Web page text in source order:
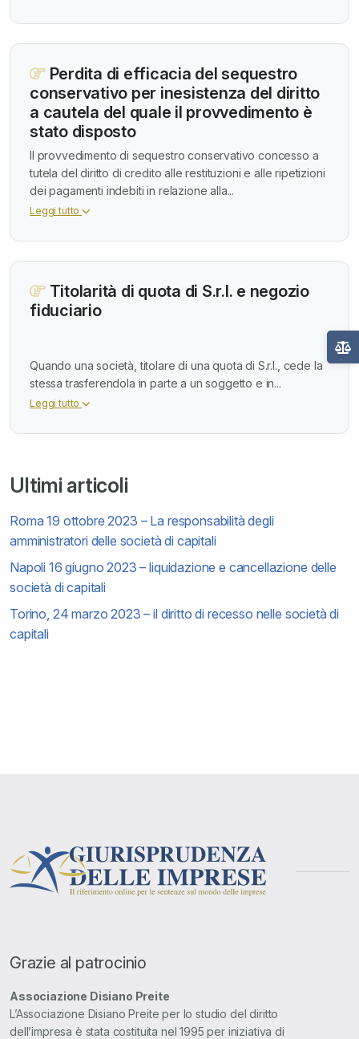
Ultimi articoli
Roma 19 ottobre 2023 – La responsabilità degli
amministratori delle società di capitali
Napoli 16 giugno 2023 – liquidazione e cancellazione delle
società di capitali
Torino, 24 marzo 2023 – il diritto di recesso nelle società di
capitali
Perdita di efficacia del sequestro
conservativo per inesistenza del diritto
a cautela del quale il provvedimento è
stato disposto
Il provvedimento di sequestro conservativo concesso a
tutela del diritto di credito alle restituzioni e alle ripetizioni
dei pagamenti indebiti in relazione alla...
Leggi tutto
Titolarità di quota di S.r.l. e negozio
fiduciario
Quando una società, titolare di una quota di S.r.l., cede la
stessa trasferendola in parte a un soggetto e in...
Leggi tutto
Grazie al patrocinio
Associazione Disiano Preite
L’Associazione Disiano Preite per lo studio del diritto
dell’impresa è stata costituita nel 1995 per iniziativa di